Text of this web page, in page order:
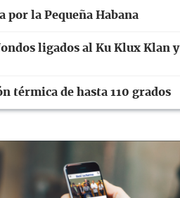
por la Pequeña Habana
ligados al Ku Klux Klan y
térmica de hasta 110 grados